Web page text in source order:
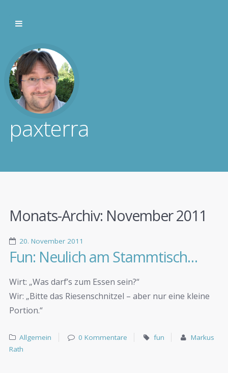
paxterra
Monats-Archiv: November 2011
20. November 2011
Fun: Neulich am Stammtisch…
Wirt: „Was darf’s zum Essen sein?“
Wir: „Bitte das Riesenschnitzel – aber nur eine kleine
Portion.“
Allgemein 0 Kommentare fun
Markus
Rath